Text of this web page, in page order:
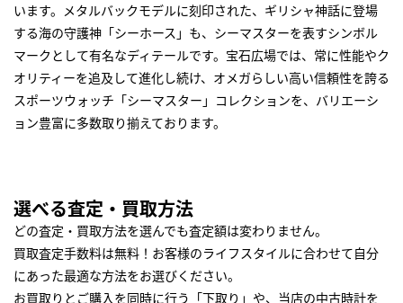
います。メタルバックモデルに刻印された、ギリシャ神話に登場
する海の守護神「シーホース」も、シーマスターを表すシンボル
マークとして有名なディテールです。宝石広場では、常に性能やク
オリティーを追及して進化し続け、オメガらしい高い信頼性を誇る
スポーツウォッチ「シーマスター」コレクションを、バリエーシ
ョン豊富に多数取り揃えております。
選べる査定・買取方法
どの査定・買取方法を選んでも査定額は変わりません。
買取査定手数料は無料！お客様のライフスタイルに合わせて自分
にあった最適な方法をお選びください。
お買取りとご購入を同時に行う「下取り」や、当店の中古時計を